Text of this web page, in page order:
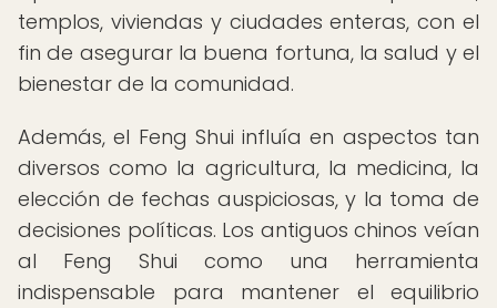
templos, viviendas y ciudades enteras, con el
fin de asegurar la buena fortuna, la salud y el
bienestar de la comunidad.
Además, el Feng Shui influía en aspectos tan
diversos como la agricultura, la medicina, la
elección de fechas auspiciosas, y la toma de
decisiones políticas. Los antiguos chinos veían
al Feng Shui como una herramienta
indispensable para mantener el equilibrio